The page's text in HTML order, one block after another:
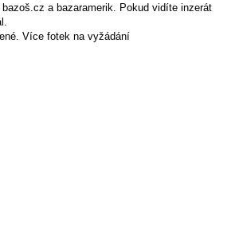
bazoš.cz a bazaramerik. Pokud vidíte inzerát
Více fotek na vyžádání